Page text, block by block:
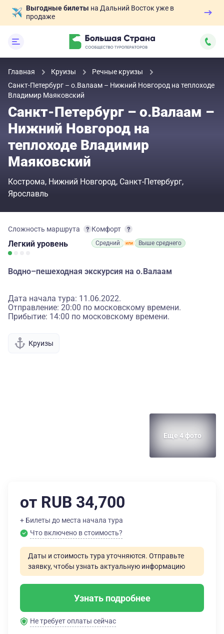
Выгодные билеты на Дальний Восток уже в
продаже
Главная Круизы
Речные круизы
Санкт-Петербург – о.Валаам – Нижний Новгород на теплоходе
Владимир Маяковский
Санкт-Петербург – о.Валаам –
Нижний Новгород на
теплоходе Владимир
Маяковский
Кострома Нижний Новгород Санкт-Петербург
Ярославль
Сложность маршрута
Легкий уровень
Комфорт
Средний Выше среднего
Водно–пешеходная экскурсия на о.Валаам
Дата начала тура: 11.06.2022.
Отправление: 20:00 по московскому времени.
Прибытие: 14:00 по московскому времени.
Круизы
Еще 4 фото
от RUB 34,700
+ Билеты до места начала тура
Что включено в стоимость?
Даты и стоимость тура уточняются. Отправьте
заявку, чтобы узнать актуальную информацию
Узнать подробнее
Не требует оплаты сейчас